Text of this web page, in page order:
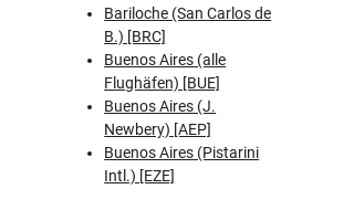
Bariloche (San Carlos de
B.) [BRC]
Buenos Aires (alle
Flughäfen) [BUE]
Buenos Aires (J.
Newbery) [AEP]
Buenos Aires (Pistarini
Intl.) [EZE]